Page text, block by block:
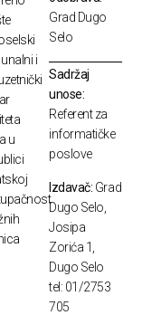
i
u
Grad Dugo
Selo
Sadržaj
unose:
Referent za
informatičke
poslove
Izdavač: Grad
Dugo Selo,
Josipa
Zorića 1,
Dugo Selo
tel: 01/2753
705